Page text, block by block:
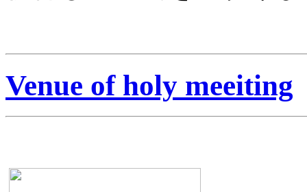
Venue of holy meeiting